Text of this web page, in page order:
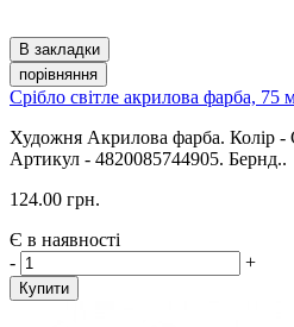
В закладки
порівняння
Срібло світле акрилова фарба,
Художня Акрилова фарба. Колір -
Артикул - 4820085744905. Бернд..
124.00 грн.
Є в наявності
-
+
Купити